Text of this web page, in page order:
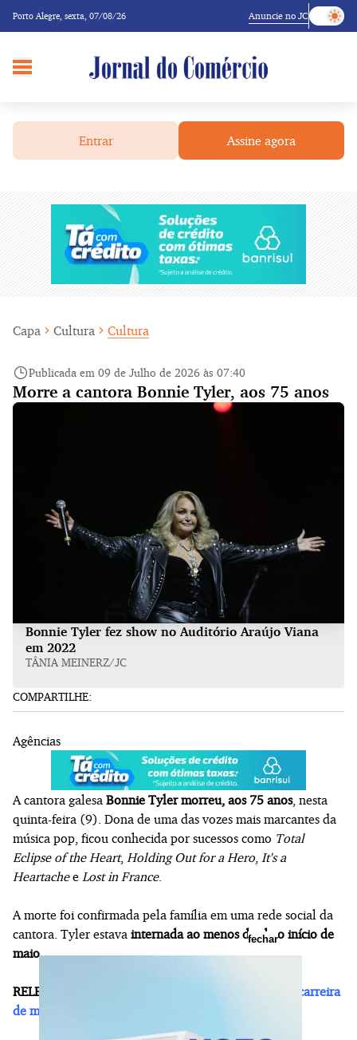
Porto Alegre, sexta, 07/08/26 Anuncie no JC
Entrar Assine agora
Capa Cultura Cultura
Publicada em 09 de Julho de 2026 às 07:40
Morre a cantora Bonnie Tyler, aos 75 anos
Bonnie Tyler fez show no Auditório Araújo Viana
em 2022
TÂNIA MEINERZ/JC
COMPARTILHE:
Agências
A cantora galesa Bonnie Tyler morreu, aos 75 anos, nesta
quinta-feira (9). Dona de uma das vozes mais marcantes da
música pop, ficou conhecida por sucessos como Total
Eclipse of the Heart, Holding Out for a Hero, It's a
Heartachee Lost in France.
A morte foi confirmada pela família em uma rede social da
cantora. Tyler estava internada ao menos desde o início de
maio.
RELEMBRE:
Em Porto Alegre, Bonnie Tyler celebra carreira
de mais de 50 anos com grande noite de rock
fechar